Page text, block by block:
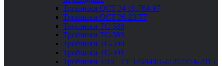
Тройники ОСТ 34 10.764-97
Тройники ОСТ 36-23-77
Тройники ТС-588
Тройники ТС-589
Тройники ТС-590
Тройники ТС-591
Тройники ТШС ТУ 1468-001-61257374-2015